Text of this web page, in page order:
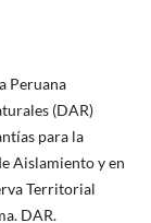
Peruana
(DAR)
para la
Aislamiento y en
Territorial
DAR.